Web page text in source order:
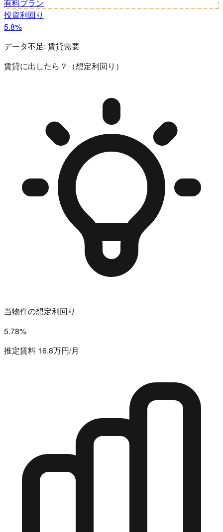
有料プラン
投資利回り
5.8%
データ不足: 賃貸需要
賃貸に出したら？（想定利回り）
当物件の想定利回り
5.78%
推定賃料 16.8万円/月